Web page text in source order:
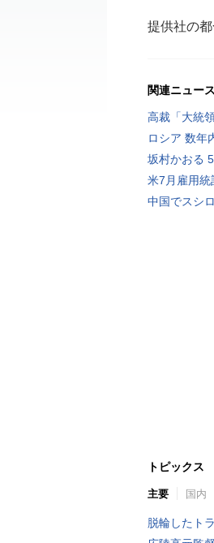
提供社の都
関連ニュース
高裁「大統
ロシア 数年
坂村かおる
米7月雇用統
中国でスシ
トピックス
主要 国内
脱輪したト